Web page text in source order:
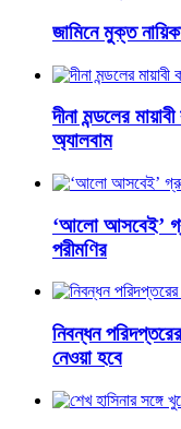
জামিনে মুক্ত
দীনা মন্ডলের
অ্যালবাম
‘আলো আসবেই’
পরীমণির
নিবন্ধন
নেওয়া হবে